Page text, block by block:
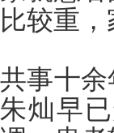
比较重
共事十
朱灿早